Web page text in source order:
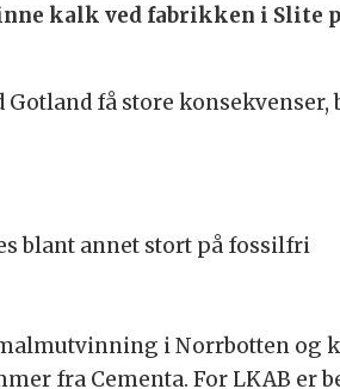
kalk ved fabrikken i Slite
få store konsekvenser,
blant annet stort på fossilfri
i Norrbotten og
fra Cementa. For LKAB er